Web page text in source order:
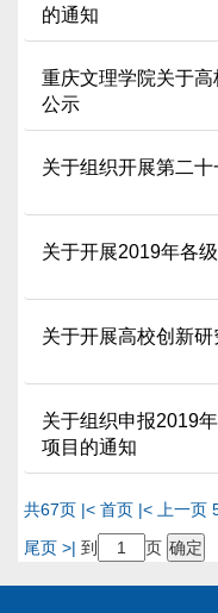
的通知
重庆文理学院关于
公示
关于组织开展第二
关于开展2019年各
关于开展高校创新
关于组织申报2019
项目的通知
共67页 |< 首页 |< 上一页
尾页 >| 到 页 确定